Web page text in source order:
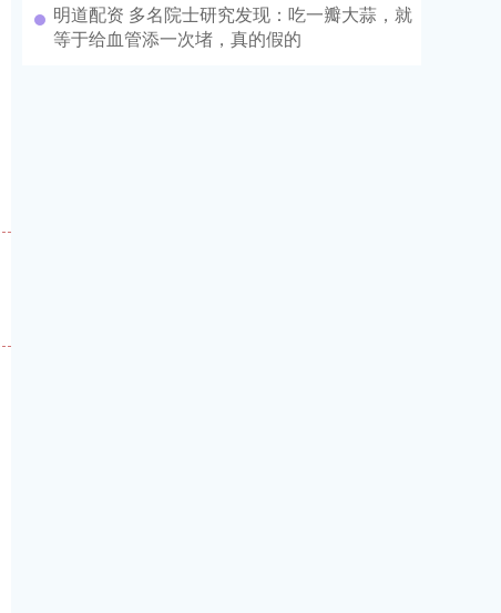
明道配资 多名院士研究发现：吃一瓣大蒜，就
等于给血管添一次堵，真的假的